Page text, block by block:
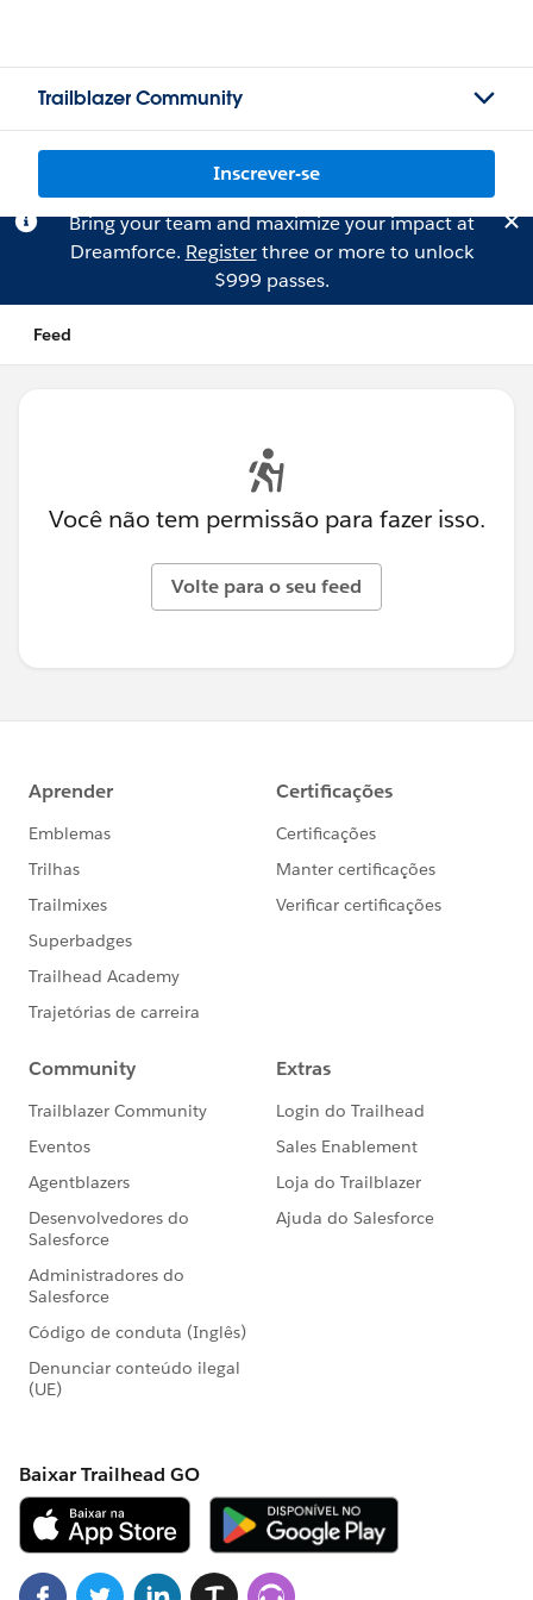
Trailblazer Community
Inscrever-se
Bring your team and maximize your impact at
Dreamforce. Registerthree or more to unlock
$999 passes.
Feed
Você não tem permissão para fazer isso.
Volte para o seu feed